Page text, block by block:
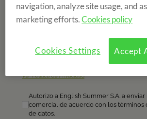
navigation, analyze site usage, and
marketing efforts.Cookies policy
Accept
Cookies Settings